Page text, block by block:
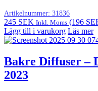
Artikelnummer: 31836
245 SEK Inkl. Moms (196
Lägg till i varukorg Läs mer
Bakre Diffuser –
2023